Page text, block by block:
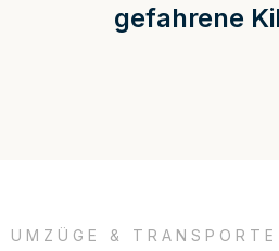
gefahrene
UMZÜGE & TRANSPORTE